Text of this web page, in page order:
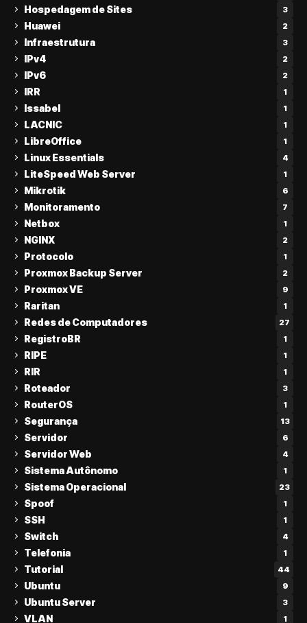
Hospedagem de Sites 3
Huawei 2
Infraestrutura 3
IPv4 2
IPv6 2
IRR 1
Issabel 1
LACNIC 1
LibreOffice 1
Linux Essentials 4
LiteSpeed Web Server 1
Mikrotik 6
Monitoramento 7
Netbox 1
NGINX 2
Protocolo 1
Proxmox Backup Server 2
Proxmox VE 9
Raritan 1
Redes de Computadores 27
RegistroBR 1
RIPE 1
RIR 1
Roteador 3
RouterOS 1
Segurança 13
Servidor 6
Servidor Web 4
Sistema Autônomo 1
Sistema Operacional 23
Spoof 1
SSH 1
Switch 4
Telefonia 1
Tutorial 44
Ubuntu 9
Ubuntu Server 3
VLAN 1